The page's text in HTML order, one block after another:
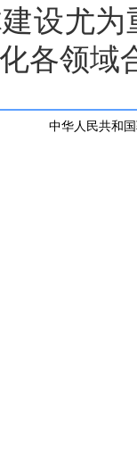
设尤
各领域
中华人民共和